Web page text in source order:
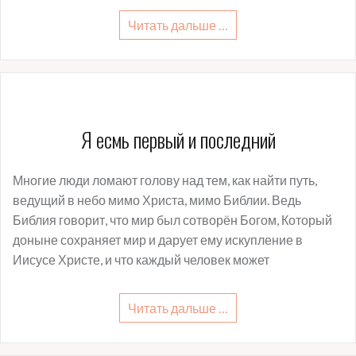
Читать дальше …
Я есмь первый и последний
Многие люди ломают голову над тем, как найти путь,
ведущий в небо мимо Христа, мимо Библии. Ведь
Библия говорит, что мир был сотворён Богом, Который
доныне сохраняет мир и дарует ему искупление в
Иисусе Христе, и что каждый человек может
Читать дальше …